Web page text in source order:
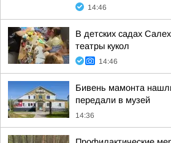
14:46
В детских садах
театры кукол
14:46
Бивень мамонта
передали в музей
14:36